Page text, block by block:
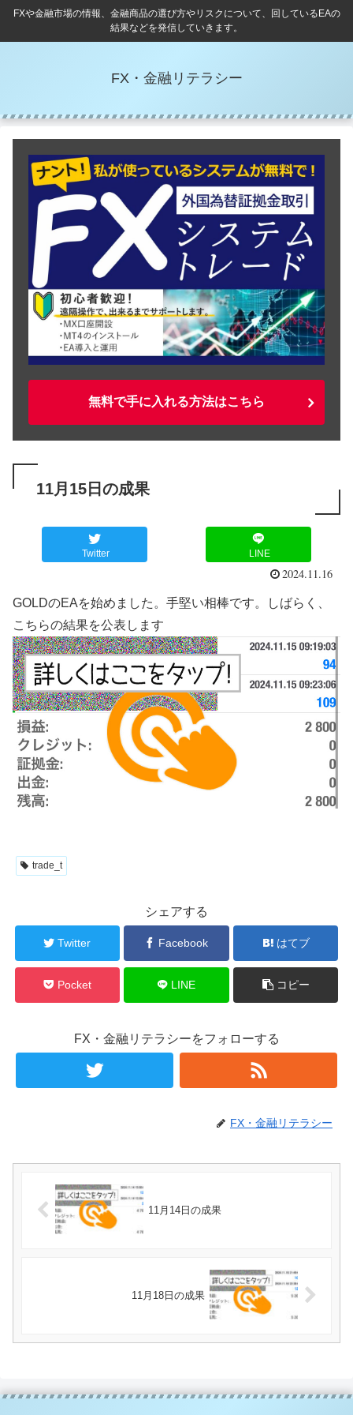
FXや金融市場の情報、金融商品の選び方やリスクについて、回しているEAの
結果などを発信していきます。
FX・金融リテラシー
無料で手に入れる方法はこちら
11月15日の成果
Twitter LINE
2024.11.16
GOLDのEAを始めました。手堅い相棒です。しばらく、
こちらの結果を公表します
trade_t
シェアする
Twitter Facebook はてブ
Pocket LINE コピー
FX・金融リテラシーをフォローする
FX・金融リテラシー
11月14日の成果
11月18日の成果